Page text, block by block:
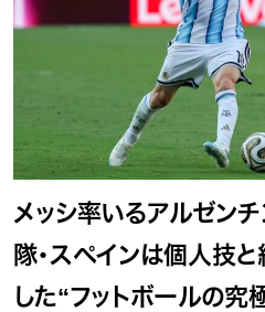
メッシ率いるアルゼン
隊・スペインは個人技
した“フットボールの究